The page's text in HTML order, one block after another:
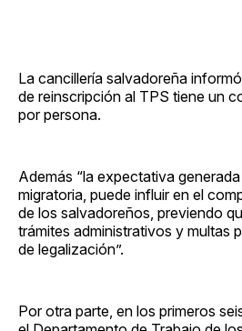
La cancillería salvadoreña
de reinscripción al TPS tiene un
por persona.
Además “la expectativa
migratoria, puede influir en el
de los salvadoreños, previendo
trámites administrativos y multas
de legalización”.
Por otra parte, en los primeros